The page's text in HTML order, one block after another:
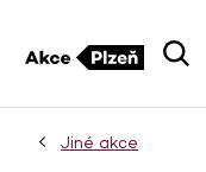
Jiné akce